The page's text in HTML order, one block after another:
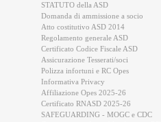
STATUTO della ASD
Domanda di ammissione a socio
Atto costitutivo ASD 2014
Regolamento generale ASD
Certificato Codice Fiscale ASD
Assicurazione Tesserati/soci
Polizza infortuni e RC Opes
Informativa Privacy
Affiliazione Opes 2025-26
Certificato RNASD 2025-26
SAFEGUARDING - MOGC e CDC